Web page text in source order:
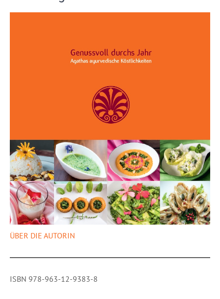
ÜBER DIE AUTORIN
ISBN 978-963-12-9383-8